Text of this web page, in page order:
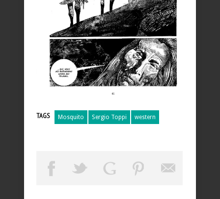
TAGS Mosquito Sergio Toppi western